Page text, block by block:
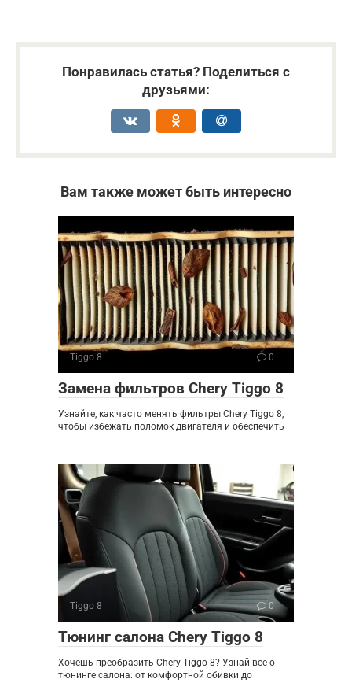
Понравилась статья? Поделиться с
друзьями:
Вам также может быть интересно
Tiggo 8 0
Замена фильтров Chery Tiggo 8
Узнайте, как часто менять фильтры Chery Tiggo 8,
чтобы избежать поломок двигателя и обеспечить
Tiggo 8 0
Тюнинг салона Chery Tiggo 8
Хочешь преобразить Chery Tiggo 8? Узнай все о
тюнинге салона: от комфортной обивки до